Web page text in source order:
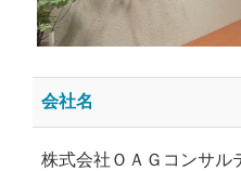
会社名
株式会社ＯＡＧコンサル